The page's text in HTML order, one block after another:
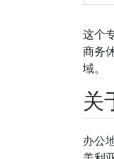
这个
商务
域。
关
办公